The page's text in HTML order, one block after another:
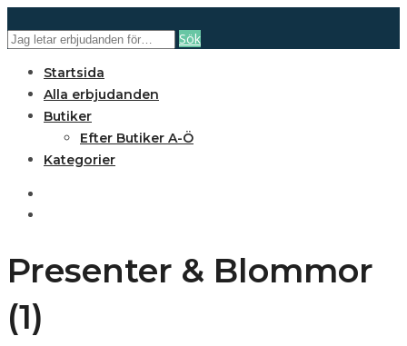
Sök
Startsida
Alla erbjudanden
Butiker
Efter Butiker A-Ö
Kategorier
Presenter & Blommor
(1)